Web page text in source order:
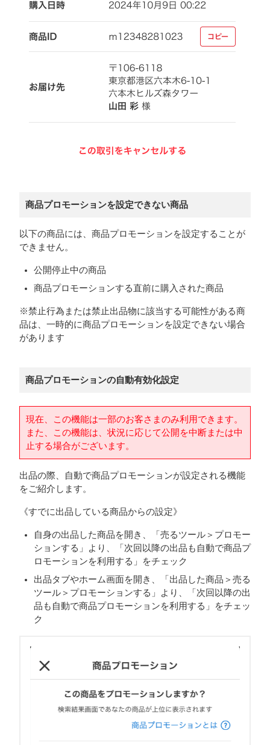
商品プロモーションを設定できない商品
以下の商品には、商品プロモーションを設定することが
できません。
公開停止中の商品
商品プロモーションする直前に購入された商品
※禁止行為または禁止出品物に該当する可能性がある商
品は、一時的に商品プロモーションを設定できない場合
があります
商品プロモーションの自動有効化設定
現在、この機能は一部のお客さまのみ利用できます。
また、この機能は、状況に応じて公開を中断または中
止する場合がございます。
出品の際、自動で商品プロモーションが設定される機能
をご紹介します。
《すでに出品している商品からの設定》
自身の出品した商品を開き、「売るツール＞プロモー
ションする」より、「次回以降の出品も自動で商品プ
ロモーションを利用する」をチェック
出品タブやホーム画面を開き、「出品した商品＞売る
ツール＞プロモーションする」より、「次回以降の出
品も自動で商品プロモーションを利用する」をチェッ
ク